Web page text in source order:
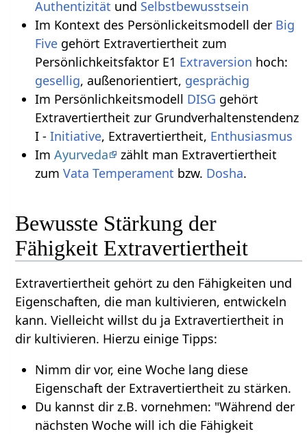
Authentizität und Selbstbewusstsein
Im Kontext des Persönlickeitsmodell der Big
Fivegehört Extravertiertheit zum
Persönlichkeitsfaktor E1 Extraversion hoch:
gesellig, außenorientiert, gesprächig
Im Persönlichkeitsmodell DISG gehört
Extravertiertheit zur Grundverhaltenstendenz
I - Initiative, Extravertiertheit, Enthusiasmus
Im Ayurveda
zählt man Extravertiertheit
zum Vata Temperament bzw. Dosha.
Bewusste Stärkung der
Fähigkeit Extravertiertheit
Extravertiertheit gehört zu den Fähigkeiten und
Eigenschaften, die man kultivieren, entwickeln
kann. Vielleicht willst du ja Extravertiertheit in
dir kultivieren. Hierzu einige Tipps:
Nimm dir vor, eine Woche lang diese
Eigenschaft der Extravertiertheit zu stärken.
Du kannst dir z.B. vornehmen: "Während der
nächsten Woche will ich die Fähigkeit